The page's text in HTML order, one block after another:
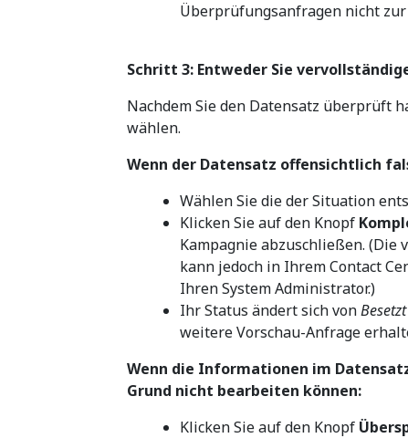
Überprüfungsanfragen nicht
Schritt 3: Entweder Sie
Nachdem Sie den Datensatz überprüft
wählen.
Wenn der Datensatz offensichtlich
Wählen Sie die der Situation
Klicken Sie auf den Knopf
Kampagnie abzuschließen.
kann jedoch in Ihrem Contact
Ihren System Administrator.)
Ihr Status ändert sich vonBesetzt
weitere Vorschau-Anfrage
Wenn die Informationen im
Grund nicht bearbeiten können:
Klicken Sie auf den Knopf